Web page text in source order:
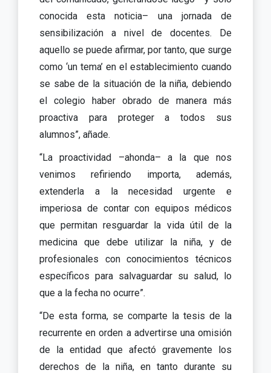
conocida esta noticia– una jornada de
sensibilización a nivel de docentes. De
aquello se puede afirmar, por tanto, que surge
como ‘un tema’ en el establecimiento cuando
se sabe de la situación de la niña, debiendo
el colegio haber obrado de manera más
proactiva para proteger a todos sus
alumnos”, añade.
“La proactividad –ahonda– a la que nos
venimos refiriendo importa, además,
extenderla a la necesidad urgente e
imperiosa de contar con equipos médicos
que permitan resguardar la vida útil de la
medicina que debe utilizar la niña, y de
profesionales con conocimientos técnicos
específicos para salvaguardar su salud, lo
que a la fecha no ocurre”.
“De esta forma, se comparte la tesis de la
recurrente en orden a advertirse una omisión
de la entidad que afectó gravemente los
derechos de la niña, en tanto durante su